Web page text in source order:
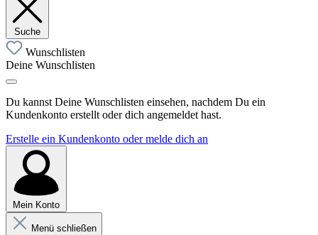
Suche
Wunschlisten
Deine Wunschlisten
Du kannst Deine Wunschlisten einsehen, nachdem Du ein
Kundenkonto erstellt oder dich angemeldet hast.
Erstelle ein Kundenkonto oder melde dich an
Mein Konto
Menü schließen